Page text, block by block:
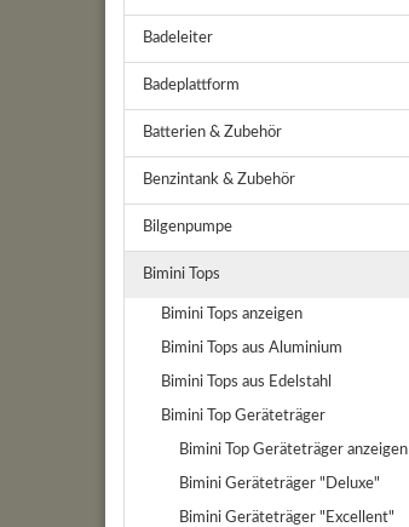
Badeleiter
Badeplattform
Batterien & Zubehör
Benzintank & Zubehör
Bilgenpumpe
Bimini Tops
Bimini Tops anzeigen
Bimini Tops aus Aluminium
Bimini Tops aus Edelstahl
Bimini Top Geräteträger
Bimini Top Geräteträger anzeigen
Bimini Geräteträger "Deluxe"
Bimini Geräteträger "Excellent"